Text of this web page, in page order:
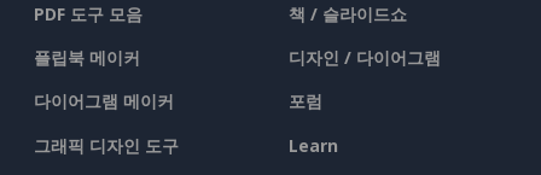
PDF 도구 모음
플립북 메이커
다이어그램 메이커
그래픽 디자인 도구
책 / 슬라이드쇼
디자인 / 다이어그램
포럼
Learn